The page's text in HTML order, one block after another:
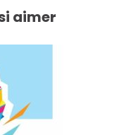
aimer